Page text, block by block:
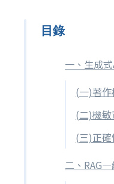
目錄
一、生成
(一)著
(二)機
(三)正確
二、